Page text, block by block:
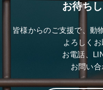
お待ち
皆様からのご支援で、動
よろしくお
お電話、
お問い合